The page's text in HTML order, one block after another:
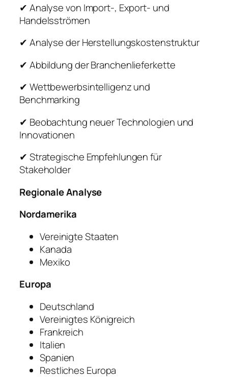
✔ Analyse von Import-, Export- und
Handelsströmen
✔ Analyse der Herstellungskostenstruktur
✔ Abbildung der Branchenlieferkette
✔ Wettbewerbsintelligenz und
Benchmarking
✔ Beobachtung neuer Technologien und
Innovationen
✔ Strategische Empfehlungen für
Stakeholder
Regionale Analyse
Nordamerika
Vereinigte Staaten
Kanada
Mexiko
Europa
Deutschland
Vereinigtes Königreich
Frankreich
Italien
Spanien
Restliches Europa